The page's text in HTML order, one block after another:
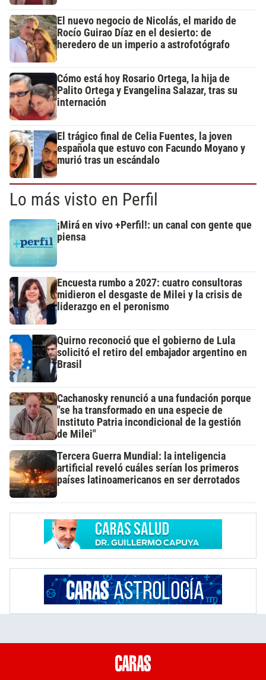
El nuevo negocio de Nicolás, el marido de
Rocío Guirao Díaz en el desierto: de
heredero de un imperio a astrofotógrafo
Cómo está hoy Rosario Ortega, la hija de
Palito Ortega y Evangelina Salazar, tras su
internación
El trágico final de Celia Fuentes, la joven
española que estuvo con Facundo Moyano y
murió tras un escándalo
Lo más visto en Perfil
¡Mirá en vivo +Perfil!: un canal con gente que
piensa
Encuesta rumbo a 2027: cuatro consultoras
midieron el desgaste de Milei y la crisis de
liderazgo en el peronismo
Quirno reconoció que el gobierno de Lula
solicitó el retiro del embajador argentino en
Brasil
Cachanosky renunció a una fundación porque
"se ha transformado en una especie de
Instituto Patria incondicional de la gestión
de Milei"
Tercera Guerra Mundial: la inteligencia
artificial reveló cuáles serían los primeros
países latinoamericanos en ser derrotados